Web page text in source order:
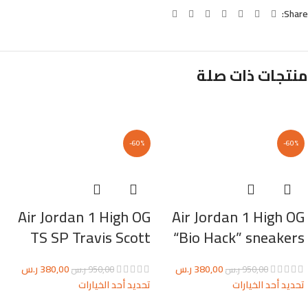
Share:
منتجات ذات صلة
-60%
Air Jordan 1 High OG
“Bio Hack” sneakers
950,00ر.س380,00ر.س
تحديد أحد الخيارات
-60%
Air Jordan 1 High OG
TS SP Travis Scott
950,00ر.س380,00ر.س
تحديد أحد الخيارات